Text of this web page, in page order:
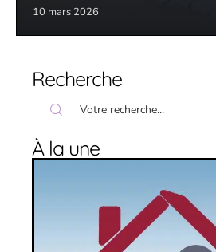
10 mars 2026
Recherche
À la une